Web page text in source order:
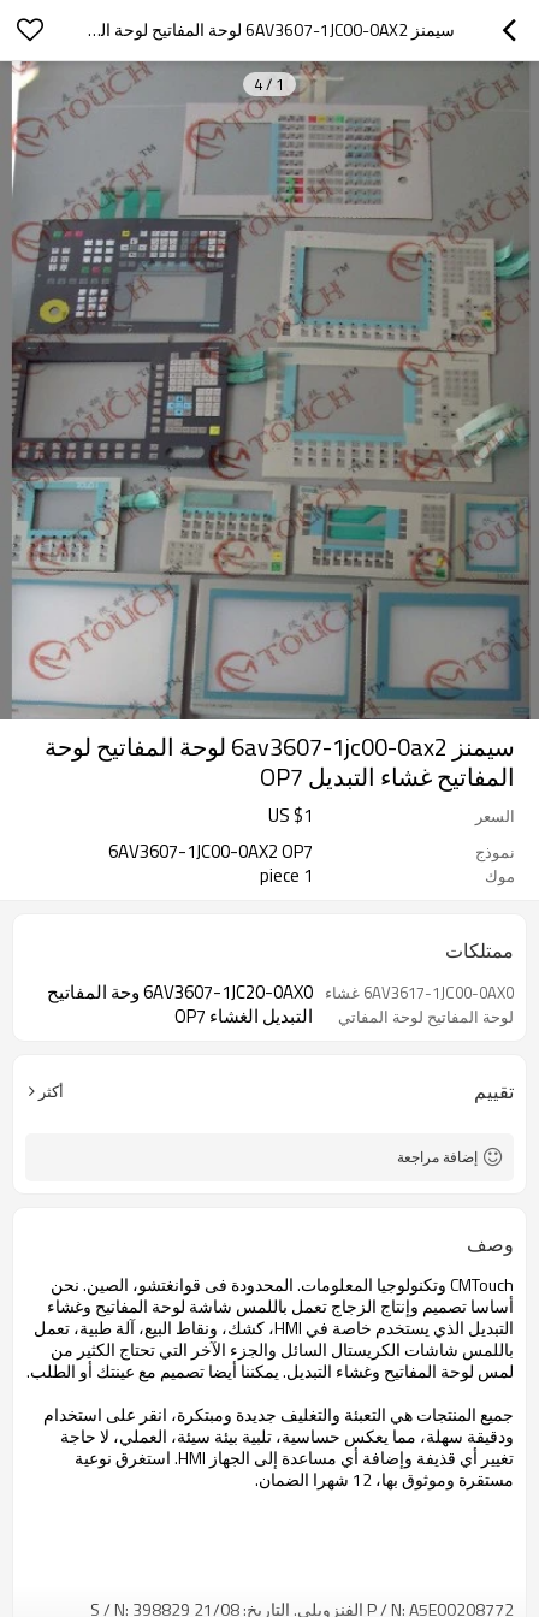
سيمنز 6AV3607-1JC00-0AX2 لوحة المفاتيح لوحة المفاتيح غشاء التبديل OP7
1
/
4
سيمنز 6av3607-1jc00-0ax2 لوحة المفاتيح لوحة
المفاتيح غشاء التبديل OP7
السعر US $1
نموذج 6AV3607-1JC00-0AX2 OP7
موك 1 piece
ممتلكات
6AV3617-1JC00-0AX0 غشاء
لوحة المفاتيح لوحة المفاتي
6AV3607-1JC20-0AX0 وحة المفاتيح
التبديل الغشاء OP7
تقييم أكثر
إضافة مراجعة
وصف
CMTouchوتكنولوجيا المعلومات.المحدودة فى قوانغتشو، الصين.نحن
أساسا تصميم وإنتاج الزجاجتعمل باللمس شاشة لوحة المفاتيح وغشاء
التبديل الذي يستخدم خاصة في HMI،كشك، ونقاط البيع، آلةطبية،تعمل
باللمس شاشات الكريستال السائل والجزء الآخر التي تحتاج الكثير من
لمس لوحة المفاتيح وغشاء التبديل.يمكننا أيضا تصميم مععينتك أو الطلب.
جميعالمنتجات هي التعبئة والتغليف جديدة ومبتكرة، انقر على استخدام
ودقيقة سهلة، مما يعكس حساسية،تلبية بيئة سيئة، العملي، لا حاجة
تغيير أي قذيفة وإضافة أي مساعدة إلى الجهاز HMI
.استغرقنوعية
مستقرة وموثوق بها،12 شهرا الضمان.
P /N:A5E00208772 الفنزويلى. التاريخ: 21/08
S /N: 398829